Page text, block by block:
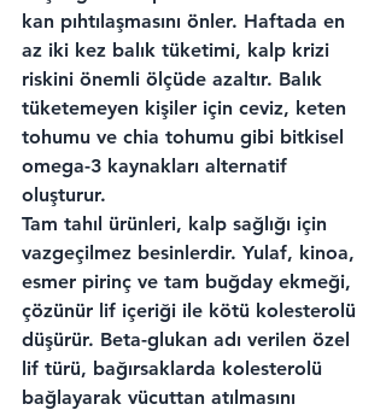
kan pıhtılaşmasını önler. Haftada en
az iki kez balık tüketimi, kalp krizi
riskini önemli ölçüde azaltır. Balık
tüketemeyen kişiler için ceviz, keten
tohumu ve chia tohumu gibi bitkisel
omega-3 kaynakları alternatif
oluşturur.
Tam tahıl ürünleri, kalp sağlığı için
vazgeçilmez besinlerdir. Yulaf, kinoa,
esmer pirinç ve tam buğday ekmeği,
çözünür lif içeriği ile kötü kolesterolü
düşürür. Beta-glukan adı verilen özel
lif türü, bağırsaklarda kolesterolü
bağlayarak vücuttan atılmasını